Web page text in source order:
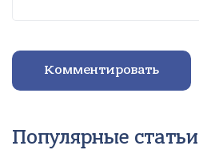
Комментировать
Популярные статьи